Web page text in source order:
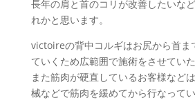
長年の肩と首のコリが改善したいな
れかと思います。
victoireの背中コルギはお尻から首ま
ていくため広範囲で施術をさせていた
また筋肉が硬直しているお客様など
械などで筋肉を緩めてから行なって